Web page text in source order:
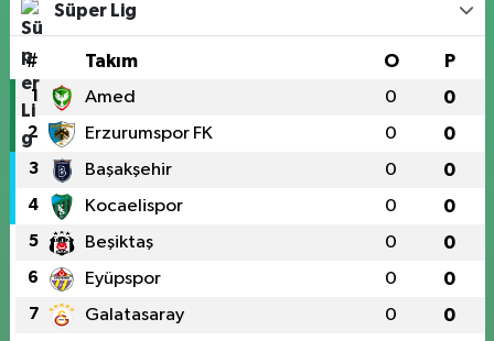
Süper Lig
# Takım O P
1 Amed 0 0
2 Erzurumspor FK 0 0
3 Başakşehir 0 0
4 Kocaelispor 0 0
5 Beşiktaş 0 0
6 Eyüpspor 0 0
7 Galatasaray 0 0